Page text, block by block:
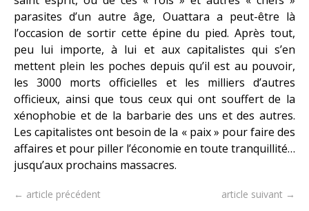
parasites d’un autre âge, Ouattara a peut-être là
l’occasion de sortir cette épine du pied. Après tout,
peu lui importe, à lui et aux capitalistes qui s’en
mettent plein les poches depuis qu’il est au pouvoir,
les 3000 morts officielles et les milliers d’autres
officieux, ainsi que tous ceux qui ont souffert de la
xénophobie et de la barbarie des uns et des autres.
Les capitalistes ont besoin de la « paix » pour faire des
affaires et pour piller l’économie en toute tranquillité…
jusqu’aux prochains massacres.
← article précédent article suivant →